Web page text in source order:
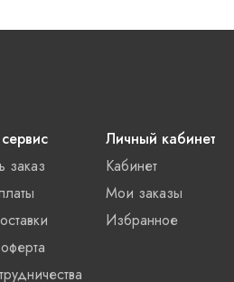
заказ
Личный кабинет
Кабинет
Мои заказы
Избранное